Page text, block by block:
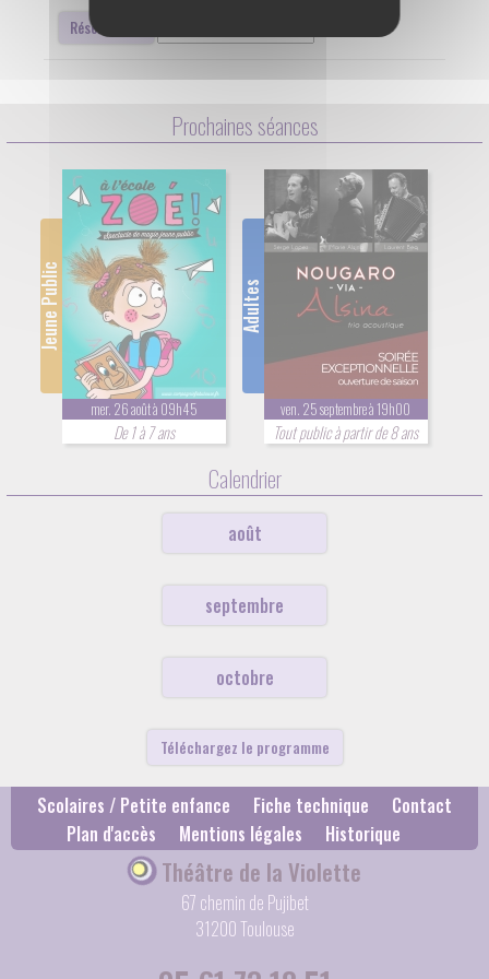
Prochaines séances
Jeune Public
mer. 26 août à 09h45
De 1 à 7 ans
Adultes
ven. 25 septembre à 19h00
Tout public à partir de 8 ans
Calendrier
août
septembre
octobre
Téléchargez le programme
Réserver
Scolaires / Petite enfance Fiche technique
Contact
Plan d'accès
Mentions légales Historique
Théâtre de la Violette
67 chemin de Pujibet
31200 Toulouse